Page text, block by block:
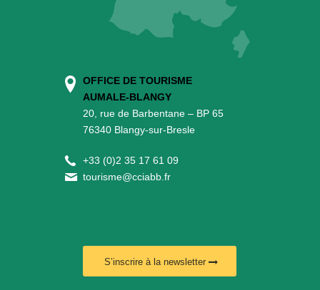
OFFICE DE TOURISME
AUMALE-BLANGY
20, rue de Barbentane – BP 65
76340 Blangy-sur-Bresle
+33 (0)2 35 17 61 09
tourisme@cciabb.fr
S’inscrire à la newsletter